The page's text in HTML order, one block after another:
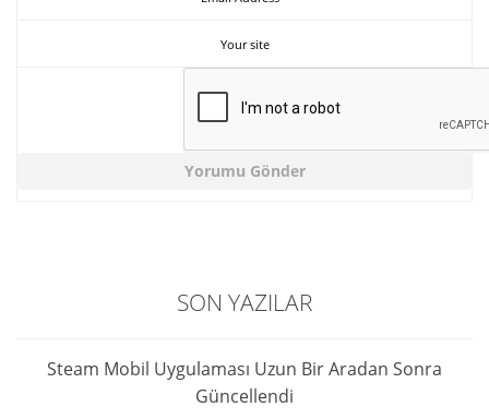
SON YAZILAR
Steam Mobil Uygulaması Uzun Bir Aradan Sonra
Güncellendi